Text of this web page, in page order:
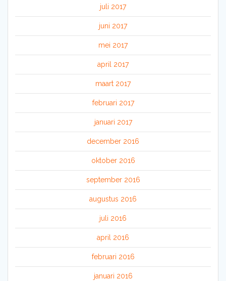
juli 2017
juni 2017
mei 2017
april 2017
maart 2017
februari 2017
januari 2017
december 2016
oktober 2016
september 2016
augustus 2016
juli 2016
april 2016
februari 2016
januari 2016